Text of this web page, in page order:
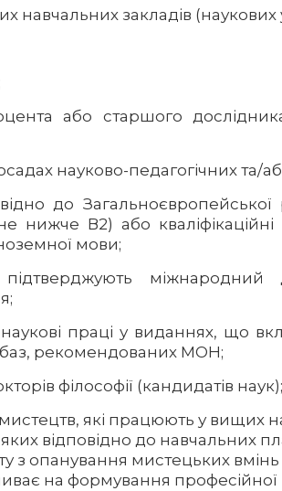
навчальних закладів (наукових
або старшого
науково-педагогічних та/
до
нижче В2) або
мови;
міжнародний
наукові праці у виданнях, що
рекомендованих МОН;
філософії (кандидатів наук);
мистецтв, які працюють у вищих
відповідно до навчальних
з опанування мистецьких вмінь
на формування професійної